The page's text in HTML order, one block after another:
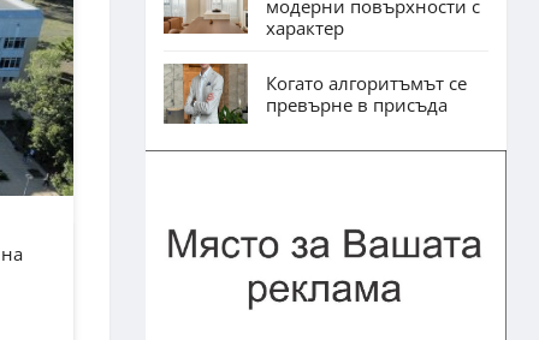
модерни повърхности с
характер
Когато алгоритъмът се
превърне в присъда